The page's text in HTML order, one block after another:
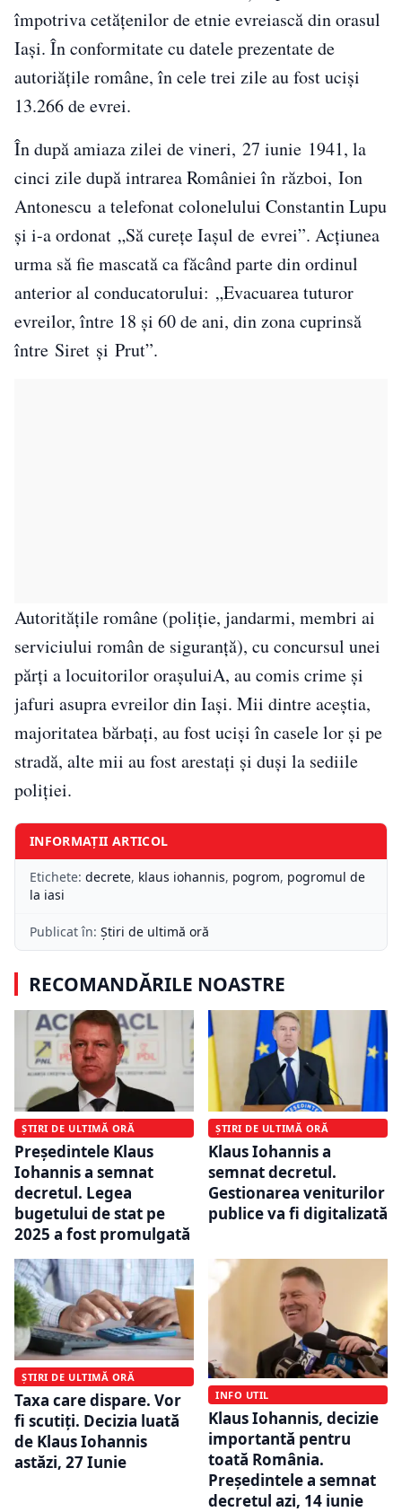
împotriva cetățenilor de etnie evreiască din orasul
Iași. În conformitate cu datele prezentate de
autoriățile române, în cele trei zile au fost uciși
13.266 de evrei.
În după amiaza zilei de vineri, 27 iunie 1941, la
cinci zile după intrarea României în război, Ion
Antonescu a telefonat colonelului Constantin Lupu
și i-a ordonat „Să curețe Iașul de evrei”. Acțiunea
urma să fie mascată ca făcând parte din ordinul
anterior al conducatorului: „Evacuarea tuturor
evreilor, între 18 și 60 de ani, din zona cuprinsă
între Siret și Prut”.
Autoritățile române (poliție, jandarmi, membri ai
serviciului român de siguranță), cu concursul unei
părți a locuitorilor orașuluiA, au comis crime și
jafuri asupra evreilor din Iași. Mii dintre aceștia,
majoritatea bărbați, au fost uciși în casele lor și pe
stradă, alte mii au fost arestați și duși la sediile
poliției.
INFORMAȚII ARTICOL
Etichete: decrete, klaus iohannis, pogrom, pogromul de
la iasi
Publicat în: Știri de ultimă oră
RECOMANDĂRILE NOASTRE
ȘTIRI DE ULTIMĂ ORĂ
Preşedintele Klaus
Iohannis a semnat
decretul. Legea
bugetului de stat pe
2025 a fost promulgată
ȘTIRI DE ULTIMĂ ORĂ
Klaus Iohannis a
semnat decretul.
Gestionarea veniturilor
publice va fi digitalizată
ȘTIRI DE ULTIMĂ ORĂ
Taxa care dispare. Vor
fi scutiți. Decizia luată
de Klaus Iohannis
astăzi, 27 Iunie
INFO UTIL
Klaus Iohannis, decizie
importantă pentru
toată România.
Președintele a semnat
decretul azi, 14 iunie